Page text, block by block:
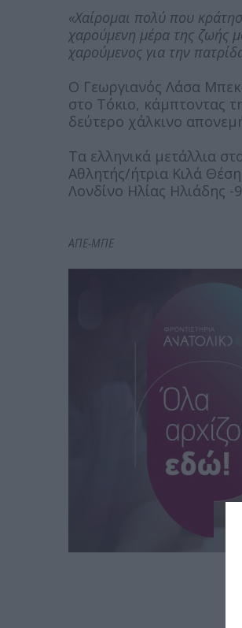
«Χαίρομαι πολύ που
χαρούμενη μέρα της ζωής
χαρούμενος για την
Ο Γεωργιανός Λάσα
στο Τόκιο, κάμπτοντας
δεύτερο χάλκινο
Τα ελληνικά μετάλλια
Αθλητής/ήτρια Κιλά
Λονδίνο Ηλίας Ηλιάδης
ΑΠΕ-ΜΠΕ